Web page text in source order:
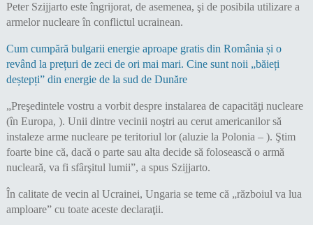
Peter Szijjarto este îngrijorat, de asemenea, şi de posibila utilizare a
armelor nucleare în conflictul ucrainean.
Cum cumpără bulgarii energie aproape gratis din România și o
revând la prețuri de zeci de ori mai mari. Cine sunt noii „băieți
deștepți” din energie de la sud de Dunăre
„Preşedintele vostru a vorbit despre instalarea de capacităţi nucleare
(în Europa, ). Unii dintre vecinii noştri au cerut americanilor să
instaleze arme nucleare pe teritoriul lor (aluzie la Polonia – ). Ştim
foarte bine că, dacă o parte sau alta decide să folosească o armă
nucleară, va fi sfârşitul lumii”, a spus Szijjarto.
În calitate de vecin al Ucrainei, Ungaria se teme că „războiul va lua
amploare” cu toate aceste declaraţii.